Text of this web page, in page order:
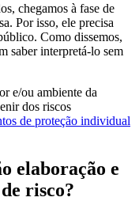
chegamos à fase de
Por isso, ele precisa
Como dissemos,
saber interpretá-lo sem
e/ou ambiente da
dos riscos
de proteção individual
elaboração e
risco?